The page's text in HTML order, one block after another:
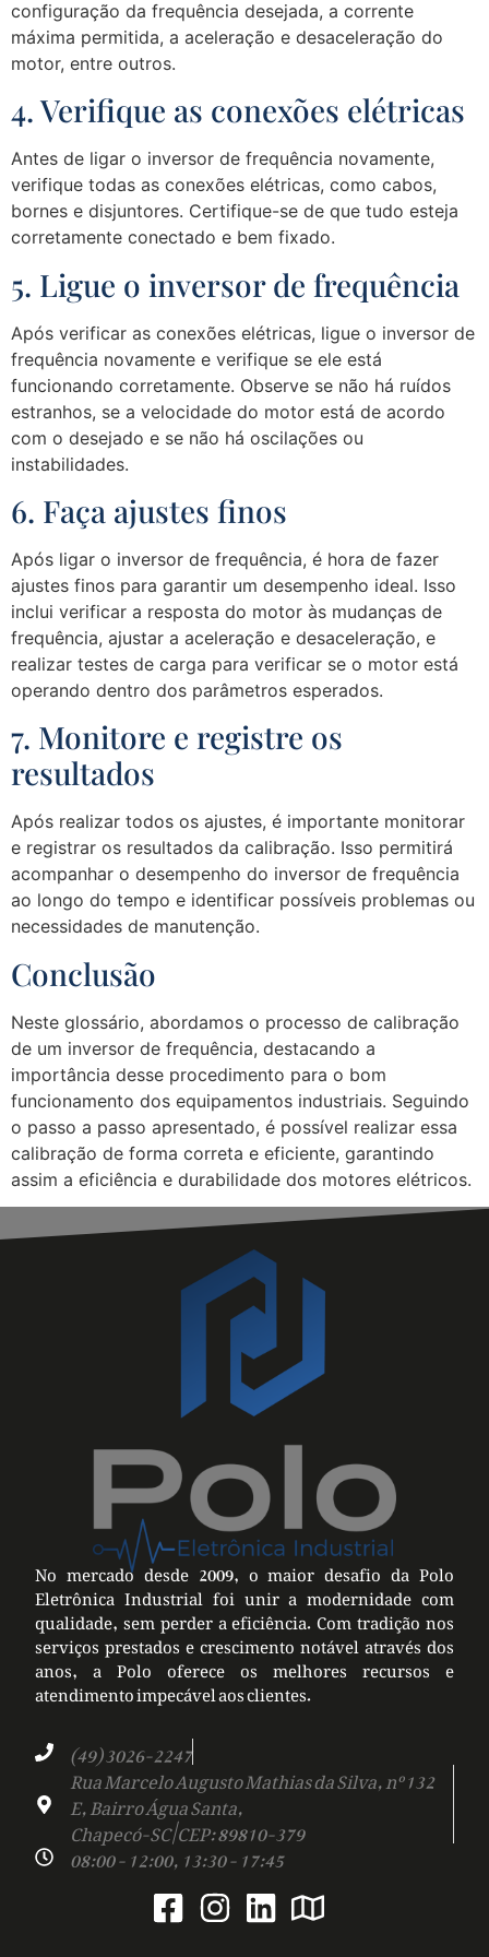
configuração da frequência desejada, a corrente
máxima permitida, a aceleração e desaceleração do
motor, entre outros.
4. Verifique as conexões elétricas
Antes de ligar o inversor de frequência novamente,
verifique todas as conexões elétricas, como cabos,
bornes e disjuntores. Certifique-se de que tudo esteja
corretamente conectado e bem fixado.
5. Ligue o inversor de frequência
Após verificar as conexões elétricas, ligue o inversor de
frequência novamente e verifique se ele está
funcionando corretamente. Observe se não há ruídos
estranhos, se a velocidade do motor está de acordo
com o desejado e se não há oscilações ou
instabilidades.
6. Faça ajustes finos
Após ligar o inversor de frequência, é hora de fazer
ajustes finos para garantir um desempenho ideal. Isso
inclui verificar a resposta do motor às mudanças de
frequência, ajustar a aceleração e desaceleração, e
realizar testes de carga para verificar se o motor está
operando dentro dos parâmetros esperados.
7. Monitore e registre os
resultados
Após realizar todos os ajustes, é importante monitorar
e registrar os resultados da calibração. Isso permitirá
acompanhar o desempenho do inversor de frequência
ao longo do tempo e identificar possíveis problemas ou
necessidades de manutenção.
Conclusão
Neste glossário, abordamos o processo de calibração
de um inversor de frequência, destacando a
importância desse procedimento para o bom
funcionamento dos equipamentos industriais. Seguindo
o passo a passo apresentado, é possível realizar essa
calibração de forma correta e eficiente, garantindo
assim a eficiência e durabilidade dos motores elétricos.
No mercado desde 2009, o maior desafio da Polo
Eletrônica Industrial foi unir a modernidade com
qualidade, sem perder a eficiência. Com tradição nos
serviços prestados e crescimento notável através dos
anos, a Polo oferece os melhores recursos e
atendimento impecável aos clientes.
(49) 3026-2247
Rua Marcelo Augusto Mathias da Silva, nº 132
E, Bairro Água Santa,
Chapecó-SC | CEP: 89810-379
08:00 - 12:00, 13:30 - 17:45